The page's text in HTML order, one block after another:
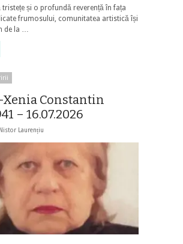
tristețe și o profundă reverență în fața
frumosului, comunitatea artistică își
de la …
Xenia Constantin
– 16.07.2026
Nistor Laurențiu